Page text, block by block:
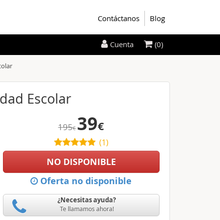
Contáctanos Blog
Escolar
195€ 39€
(1)
NO DISPONIBLE
Oferta no disponible
¿Necesitas ayuda?
Te llamamos ahora!
Cuenta (0)